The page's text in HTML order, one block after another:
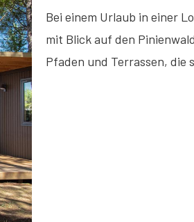
Bei einem Urlaub in einer
mit Blick auf den
Pfaden und Terrassen, die